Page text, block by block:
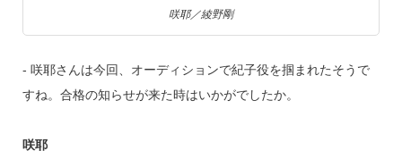
咲耶／綾野剛
‐ 咲耶さんは今回、オーディションで紀子役を掴まれたそうで
すね。合格の知らせが来た時はいかがでしたか。
咲耶